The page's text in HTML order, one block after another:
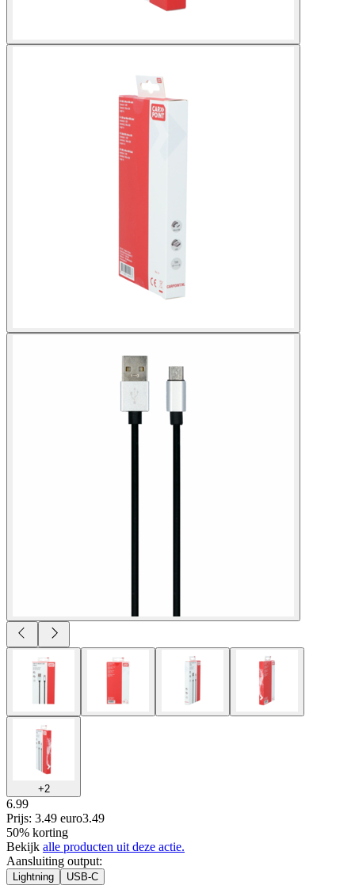
+2
6.99
Prijs: 3.49 euro3.49
50% korting
Bekijk alle producten uit deze actie.
Aansluiting output:
Lightning USB-C